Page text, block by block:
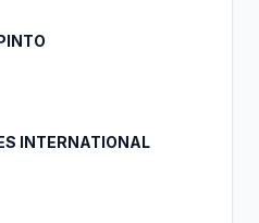
INTERNATIONAL